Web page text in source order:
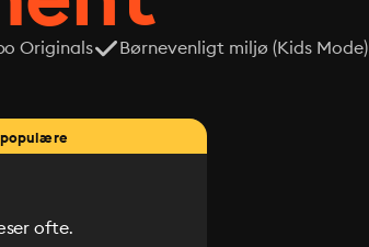
Originals
Børnevenligt miljø (Kids Mode)
populære
ofte.